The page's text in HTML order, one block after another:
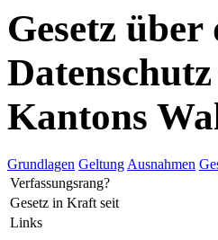
Gesetz
Kantons
Grundlagen Geltung Ausnahmen
Verfassungsrang?
Gesetz in Kraft seit
Links